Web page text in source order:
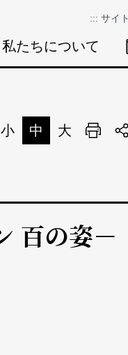
::: サイ
私たちについて
小 中 大 印
百の姿－